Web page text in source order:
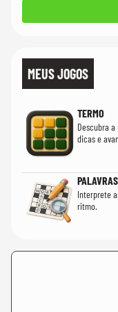
MEUS JOGOS
TERMO
Descubra
dicas e
Interprete
ritmo.